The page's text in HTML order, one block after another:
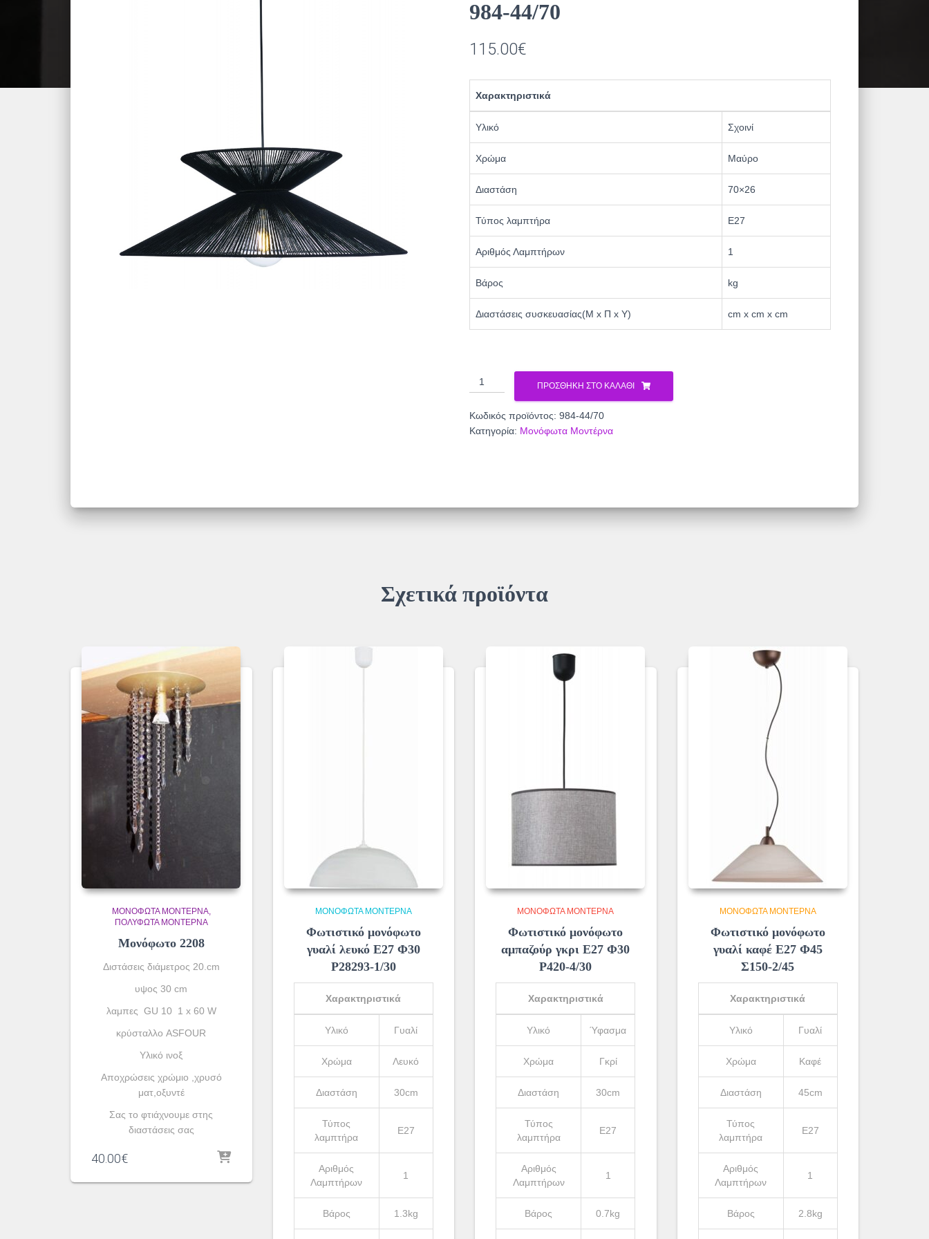
984-44/70
115.00€
Χαρακτηριστικά
Υλικό Σχοινί
Χρώμα Μαύρο
Διαστάση 70×26
Τύπος λαμπτήρα Ε27
Αριθμός Λαμπτήρων 1
Βάρος kg
Διαστάσεις συσκευασίας(Μ x Π x Υ) cm x cm x cm
ΜΟΝΟΦΩΤΟ
ΜΕΤΑΛΛΟ
ΠΡΟΣΘΉΚΗ ΣΤΟ ΚΑΛΆΘΙ
Κωδικός προϊόντος: 984-44/70
Κατηγορία: Μονόφωτα Μοντέρνα
Σχετικά προϊόντα
ΜΟΝΌΦΩΤΑ ΜΟΝΤΈΡΝΑ
ΠΟΛΎΦΩΤΑ ΜΟΝΤΈΡΝΑ
Μονόφωτο 2208
Διστάσεις διάμετρος 20.cm
υψος 30 cm
λαμπες GU 10 1 x 60 W
κρύσταλλο ASFOUR
Yλικό ινοξ
Αποχρώσεις χρώμιο ,χρυσό
ματ,οξυντέ
Σας το φτιάχνουμε στης
διαστάσεις σας
40.00€
ΜΟΝΌΦΩΤΑ ΜΟΝΤΈΡΝΑ
Φωτιστικό μονόφωτο
γυαλί λευκό Ε27 Φ30
Ρ28293-1/30
Χαρακτηριστικά
Υλικό Γυαλί
Χρώμα Λευκό
Διαστάση 30cm
Τύπος
λαμπτήρα
Ε27
Αριθμός
Λαμπτήρων
1
Βάρος 1.3kg
ΜΟΝΌΦΩΤΑ ΜΟΝΤΈΡΝΑ
Φωτιστικό μονόφωτο
αμπαζούρ γκρι Ε27 Φ30
Ρ420-4/30
Χαρακτηριστικά
Υλικό Ύφασμα
Χρώμα Γκρί
Διαστάση 30cm
Τύπος
λαμπτήρα
Ε27
Αριθμός
Λαμπτήρων
1
Βάρος 0.7kg
ΜΟΝΌΦΩΤΑ ΜΟΝΤΈΡΝΑ
Φωτιστικό μονόφωτο
γυαλί καφέ Ε27 Φ45
Σ150-2/45
Χαρακτηριστικά
Υλικό Γυαλί
Χρώμα Καφέ
Διαστάση 45cm
Τύπος
λαμπτήρα
Ε27
Αριθμός
Λαμπτήρων
1
Βάρος 2.8kg